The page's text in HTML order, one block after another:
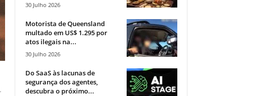
30 Julho 2026
Motorista de Queensland
multado em US$ 1.295 por
atos ilegais na...
30 Julho 2026
Do SaaS às lacunas de
segurança dos agentes,
descubra o próximo...